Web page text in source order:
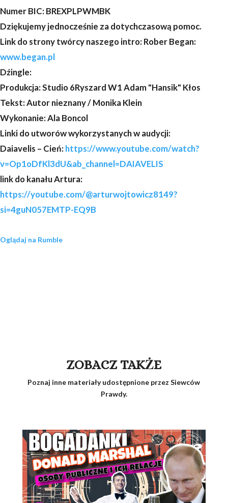
Numer BIC: BREXPLPWMBK
Dziękujemy jednocześnie za dotychczasową pomoc.
Link do strony twórcy naszego intro: Rober Began:
www.began.pl
Dźingle:
Produkcja: Studio 6Ryszard W1 Adam "Hansik" Kłos
Tekst: Autor nieznany / Monika Klein
Wykonanie: Ala Boncol
Linki do utworów wykorzystanych w audycji:
Daiavelis – Cień: https://www.youtube.com/watch?
v=Op1oDfKl3dU&ab_channel=DAIAVELIS
link do kanału Artura:
https://youtube.com/@arturwojtowicz8149?
si=4guN057EMTP-EQ9B
Oglądaj na Rumble
ZOBACZ TAKŻE
Poznaj inne materiały udostępnione przez Siewców
Prawdy.